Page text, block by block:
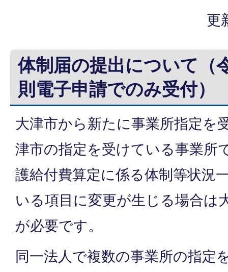
更
体制届の提出について（
則電子申請でのみ受付）
大津市から新たに事業所指定を
津市の指定を受けている事業所
護給付費算定に係る体制等状況
いる項目に変更が生じる場合は
が必要です。
同一法人で複数の事業所の指定